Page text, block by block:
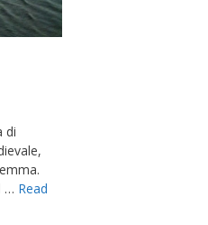
di
… Read